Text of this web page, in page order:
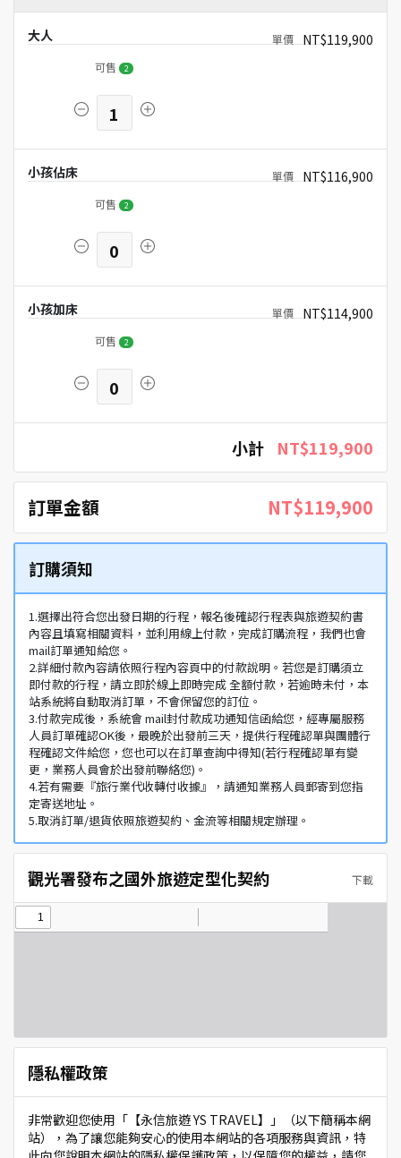
大人 NT$119,900
可售 2
1
小孩佔床 NT$116,900
可售 2
0
小孩加床 NT$114,900
可售 2
0
小計 NT$119,900
訂單金額 NT$119,900
訂購須知
1.選擇出符合您出發日期的行程，報名後確認行程表與旅遊契約書
內容且填寫相關資料，並利用線上付款，完成訂購流程，我們也會
mail訂單通知給您。
2.詳細付款內容請依照行程內容頁中的付款說明。若您是訂購須立
即付款的行程，請立即於線上即時完成 全額付款，若逾時未付，本
站系統將自動取消訂單，不會保留您的訂位。
3.付款完成後，系統會 mail封付款成功通知信函給您，經專屬服務
人員訂單確認OK後，最晚於出發前三天，提供行程確認單與團體行
程確認文件給您，您也可以在訂單查詢中得知(若行程確認單有變
更，業務人員會於出發前聯絡您)。
4.若有需要『旅行業代收轉付收據』，請通知業務人員郵寄到您指
定寄送地址。
5.取消訂單/退貨依照旅遊契約、金流等相關規定辦理。
觀光署發布之國外旅遊定型化契約 下載
隱私權政策
非常歡迎您使用「【永信旅遊 YS TRAVEL】」（以下簡稱本網
站），為了讓您能夠安心的使用本網站的各項服務與資訊，特